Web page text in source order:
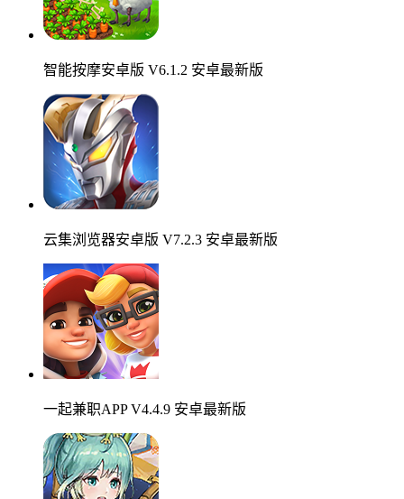
智能按摩安卓版 V6.1.2 安卓最新版
云集浏览器安卓版 V7.2.3 安卓最新版
一起兼职APP V4.4.9 安卓最新版